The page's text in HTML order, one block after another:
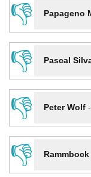
👎
Papageno
👎
Pascal
👎
Peter Wolf-
👎
Rammbock